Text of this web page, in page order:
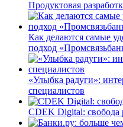
Продуктовая
Как делаются самые
подход
«Улыбка радуги»:
специалистов
CDEK Digital: свобода